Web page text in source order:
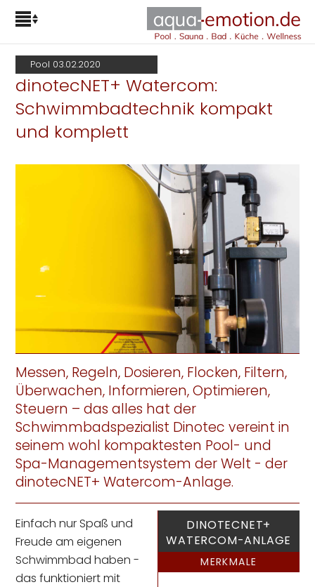
Pool 03.02.2020
dinotecNET+ Watercom:
Schwimmbadtechnik kompakt
und komplett
Messen, Regeln, Dosieren, Flocken, Filtern,
Überwachen, Informieren, Optimieren,
Steuern – das alles hat der
Schwimmbadspezialist Dinotec vereint in
seinem wohl kompaktesten Pool- und
Spa-Managementsystem der Welt - der
dinotecNET+ Watercom-Anlage.
DINOTECNET+
WATERCOM-ANLAGE
MERKMALE
Einfach nur Spaß und
Freude am eigenen
Schwimmbad haben -
das funktioniert mit